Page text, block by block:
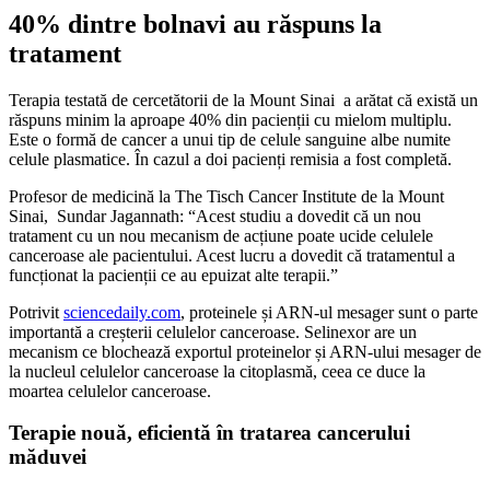
40% dintre bolnavi au răspuns la
tratament
Terapia testată de cercetătorii de la Mount Sinai a arătat că există un
răspuns minim la aproape 40% din pacienții cu mielom multiplu.
Este o formă de cancer a unui tip de celule sanguine albe numite
celule plasmatice. În cazul a doi pacienți remisia a fost completă.
Profesor de medicină la The Tisch Cancer Institute de la Mount
Sinai, Sundar Jagannath: “Acest studiu a dovedit că un nou
tratament cu un nou mecanism de acțiune poate ucide celulele
canceroase ale pacientului. Acest lucru a dovedit că tratamentul a
funcționat la pacienții ce au epuizat alte terapii.”
Potrivit sciencedaily.com, proteinele și ARN-ul mesager sunt o parte
importantă a creșterii celulelor canceroase. Selinexor are un
mecanism ce blochează exportul proteinelor și ARN-ului mesager de
la nucleul celulelor canceroase la citoplasmă, ceea ce duce la
moartea celulelor canceroase.
Terapie nouă, eficientă în tratarea cancerului
măduvei